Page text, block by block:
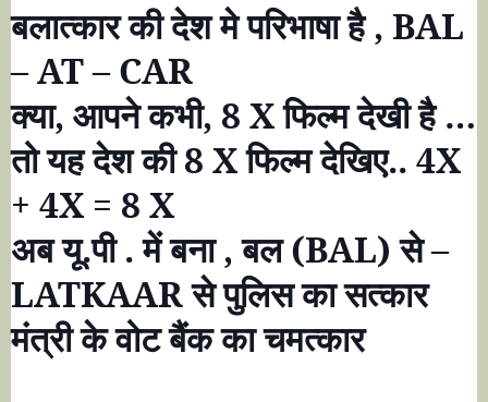
बलात्कार की देश मे परिभाषा है, BAL
– AT – CAR
क्या, आपने कभी, 8 Xफिल्म देखी है…
तो यह देश की8 Xफिल्म देखिए.. 4X
+ 4X = 8 X
अब यू.पी . में बना,बल (BAL)से–
LATKAARसे पुलिस का सत्कार
मंत्री के वोट बैंक का चमत्कार